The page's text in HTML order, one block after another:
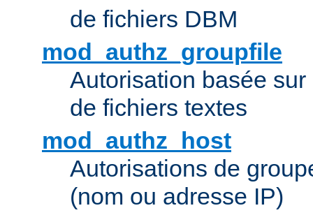
de fichiers DBM
mod_authz_groupfile
Autorisation basée
de fichiers textes
mod_authz_host
Autorisations de
(nom ou adresse IP)